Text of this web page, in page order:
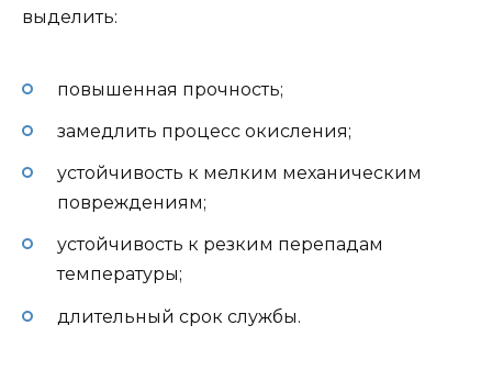
выделить:
повышенная прочность;
замедлить процесс окисления;
устойчивость к мелким механическим
повреждениям;
устойчивость к резким перепадам
температуры;
длительный срок службы.